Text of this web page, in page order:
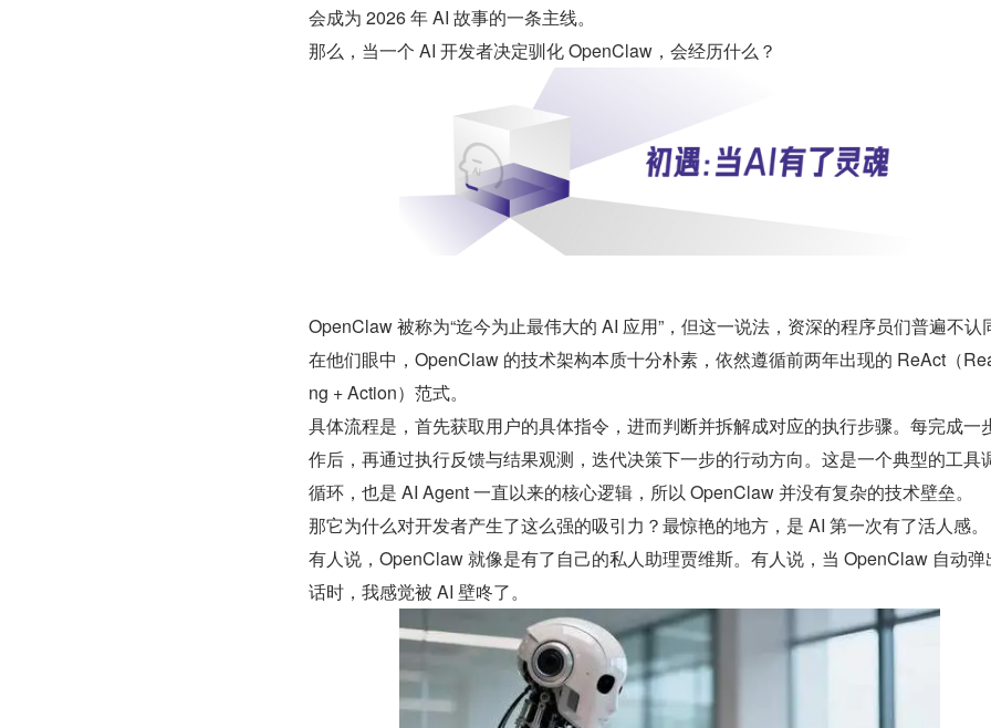
会成为 2026 年 AI 故事的一条主线。
那么，当一个 AI 开发者决定驯化 OpenClaw，会经历什么？
OpenClaw 被称为“迄今为止最伟大的 AI 应用”，但这一说法，资深的程序员们普遍不认
在他们眼中，OpenClaw 的技术架构本质十分朴素，依然遵循前两年出现的 ReAct（
ng + Action）范式。
具体流程是，首先获取用户的具体指令，进而判断并拆解成对应的执行步骤。每完成一
作后，再通过执行反馈与结果观测，迭代决策下一步的行动方向。这是一个典型的工具
循环，也是 AI Agent 一直以来的核心逻辑，所以 OpenClaw 并没有复杂的技术壁垒。
那它为什么对开发者产生了这么强的吸引力？最惊艳的地方，是 AI 第一次有了活人感。
有人说，OpenClaw 就像是有了自己的私人助理贾维斯。有人说，当 OpenClaw 自动弹
话时，我感觉被 AI 壁咚了。